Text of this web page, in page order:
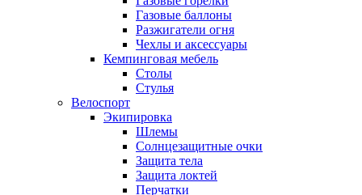
Газовые баллоны
Разжигатели огня
Чехлы и аксессуары
Кемпинговая мебель
Столы
Стулья
Велоспорт
Экипировка
Шлемы
Солнцезащитные очки
Защита тела
Защита локтей
Перчатки